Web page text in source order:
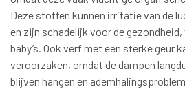
Deze stoffen kunnen irritatie van de
en zijn schadelijk voor de
baby’s. Ook verf met een sterke geur
veroorzaken, omdat de dampen
blijven hangen en